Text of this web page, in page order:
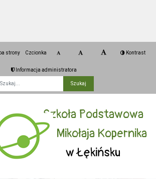
strony Czcionka Kontrast
Informacja administratora
Szkoła Podstawowa
im. Mikołaja Kopernika
w Łękińsku